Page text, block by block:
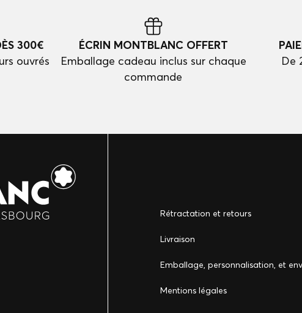
300€
ouvrés
ÉCRIN MONTBLANC OFFERT
Emballage cadeau inclus sur chaque
commande
De
Rétractation et retours
Livraison
Emballage, personnalisation, et
Mentions légales